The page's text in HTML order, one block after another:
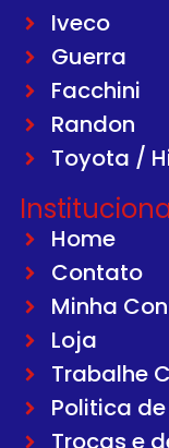
Iveco
Guerra
Facchini
Randon
Toyota /
Home
Contato
Minha
Loja
Trabalhe
Politica
Trocas e